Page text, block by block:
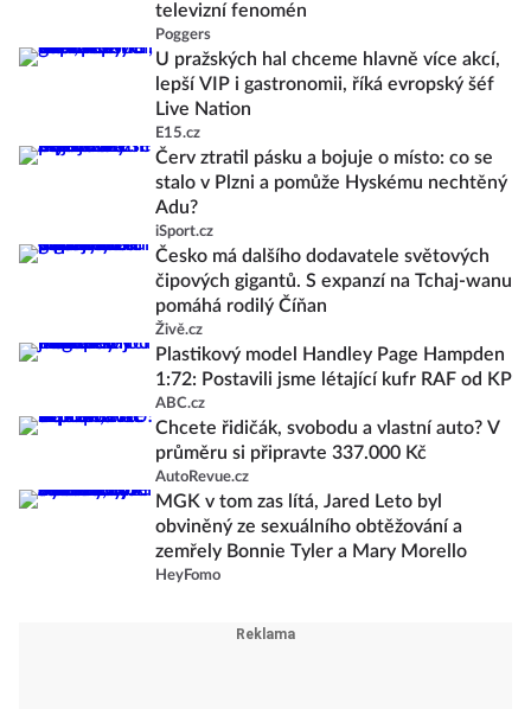
televizní fenomén
Poggers
U pražských hal chceme hlavně více akcí,
lepší VIP i gastronomii, říká evropský šéf
Live Nation
E15.cz
Červ ztratil pásku a bojuje o místo: co se
stalo v Plzni a pomůže Hyskému nechtěný
Adu?
iSport.cz
Česko má dalšího dodavatele světových
čipových gigantů. S expanzí na Tchaj-wanu
pomáhá rodilý Číňan
Živě.cz
Plastikový model Handley Page Hampden
1:72: Postavili jsme létající kufr RAF od KP
ABC.cz
Chcete řidičák, svobodu a vlastní auto? V
průměru si připravte 337.000 Kč
AutoRevue.cz
MGK v tom zas lítá, Jared Leto byl
obviněný ze sexuálního obtěžování a
zemřely Bonnie Tyler a Mary Morello
HeyFomo